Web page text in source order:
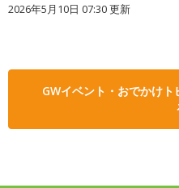
2026年5月10日 07:30 更新
GWイベント・おでかけ